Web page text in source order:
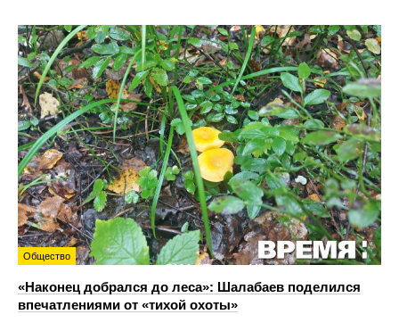
Общество
«Наконец добрался до леса»: Шалабаев поделился
впечатлениями от «тихой охоты»